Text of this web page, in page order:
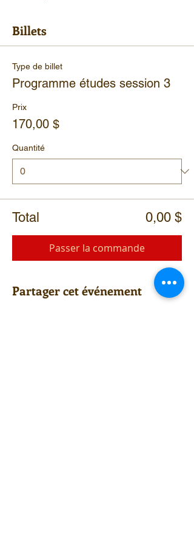
Billets
Type de billet
Programme études session 3
Prix
170,00 $
Quantité
Total 0,00 $
Passer la commande
Partager cet événement